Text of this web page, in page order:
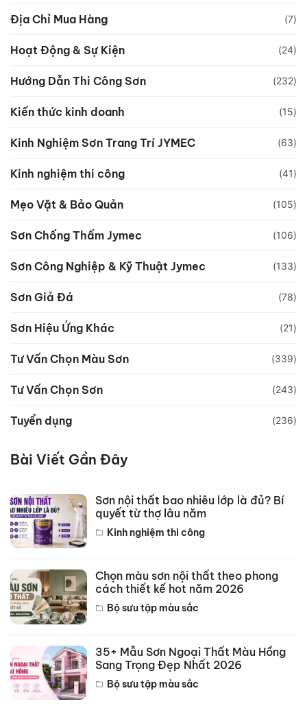
Địa Chỉ Mua Hàng (7)
Hoạt Động & Sự Kiện (24)
Hướng Dẫn Thi Công Sơn (232)
Kiến thức kinh doanh (15)
Kinh Nghiệm Sơn Trang Trí JYMEC (63)
Kinh nghiệm thi công (41)
Mẹo Vặt & Bảo Quản (105)
Sơn Chống Thấm Jymec (106)
Sơn Công Nghiệp & Kỹ Thuật Jymec (133)
Sơn Giả Đá (78)
Sơn Hiệu Ứng Khác (21)
Tư Vấn Chọn Màu Sơn (339)
Tư Vấn Chọn Sơn (243)
Tuyển dụng (236)
Bài Viết Gần Đây
Sơn nội thất bao nhiêu lớp là đủ? Bí
quyết từ thợ lâu năm
Kinh nghiệm thi công
Chọn màu sơn nội thất theo phong
cách thiết kế hot năm 2026
Bộ sưu tập màu sắc
35+ Mẫu Sơn Ngoại Thất Màu Hồng
Sang Trọng Đẹp Nhất 2026
Bộ sưu tập màu sắc